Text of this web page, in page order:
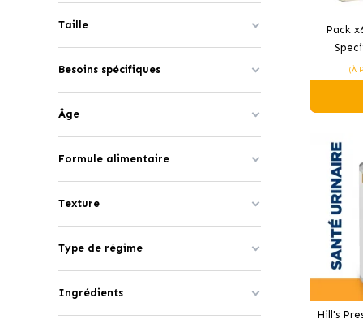
Taille
Besoins spécifiques
Âge
Formule alimentaire
Texture
Type de régime
Ingrédients
Pack
(À
Hill's